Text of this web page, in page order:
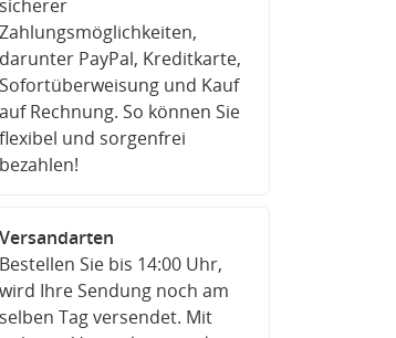
sicherer
Zahlungsmöglichkeiten,
darunter PayPal, Kreditkarte,
Sofortüberweisung und Kauf
auf Rechnung. So können Sie
flexibel und sorgenfrei
bezahlen!
Versandarten
Bestellen Sie bis 14:00 Uhr,
wird Ihre Sendung noch am
selben Tag versendet. Mit